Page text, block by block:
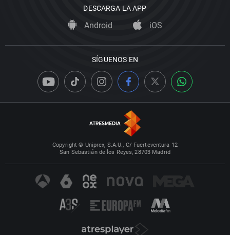
DESCARGA LA APP
Android iOS
SÍGUENOS EN
Copyright © Uniprex, S.A.U., C/ Fuerteventura 12
San Sebastián de los Reyes, 28703 Madrid